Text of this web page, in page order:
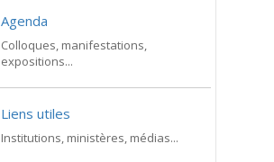
Agenda
Colloques, manifestations,
expositions...
Liens utiles
Institutions, ministères, médias...